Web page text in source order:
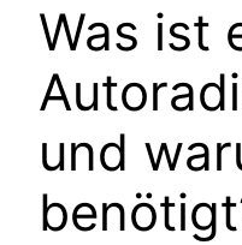
Was ist
und